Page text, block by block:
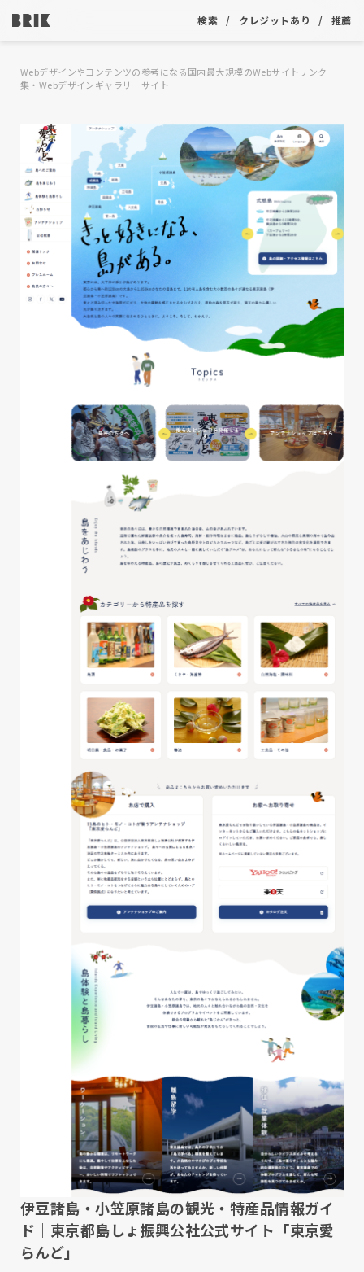
検索 クレジットあり 推薦
Webデザインやコンテンツの参考になる国内最大規模のWebサイトリンク
集・Webデザインギャラリーサイト
伊豆諸島・小笠原諸島の観光・特産品情報ガイ
ド｜東京都島しょ振興公社公式サイト「東京愛
らんど」